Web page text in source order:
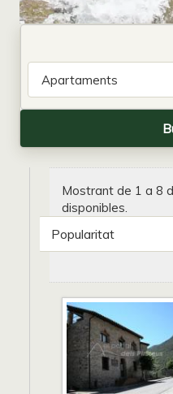
Mostrant de 1 a 8
disponibles.